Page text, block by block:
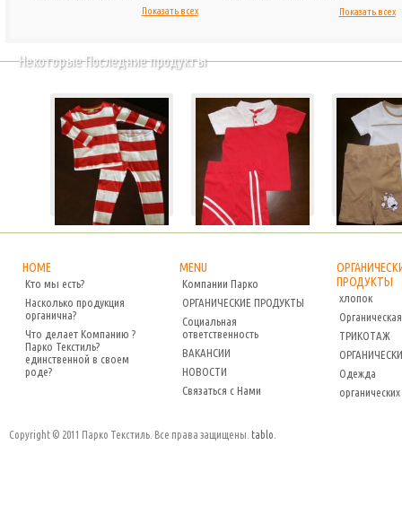
Показать всех
Показать всех
Некоторые Последние продукты
HOME
Кто мы есть?
Насколько продукция
органична?
Что делает Компанию ?
Парко Текстиль?
единственной в своем
роде?
MENU
Компании Парко
ОРГАНИЧЕСКИЕ ПРОДУКТЫ
Социальная
ответственность
ВАКАНСИИ
НОВОСТИ
Связаться с Нами
ПРОДУКТЫ
хлопок
ТРИКОТАЖ
Одежда
Copyright © 2011 Парко Текстиль. Все права защищены. tablo